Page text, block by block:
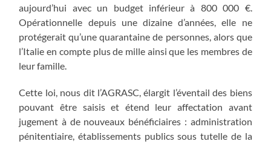
aujourd’hui avec un budget inférieur à 800 000 €.
Opérationnelle depuis une dizaine d’années, elle ne
protégerait qu’une quarantaine de personnes, alors que
l’Italie en compte plus de mille ainsi que les membres de
leur famille.
Cette loi, nous dit l’AGRASC, élargit l’éventail des biens
pouvant être saisis et étend leur affectation avant
jugement à de nouveaux bénéficiaires : administration
pénitentiaire, établissements publics sous tutelle de la